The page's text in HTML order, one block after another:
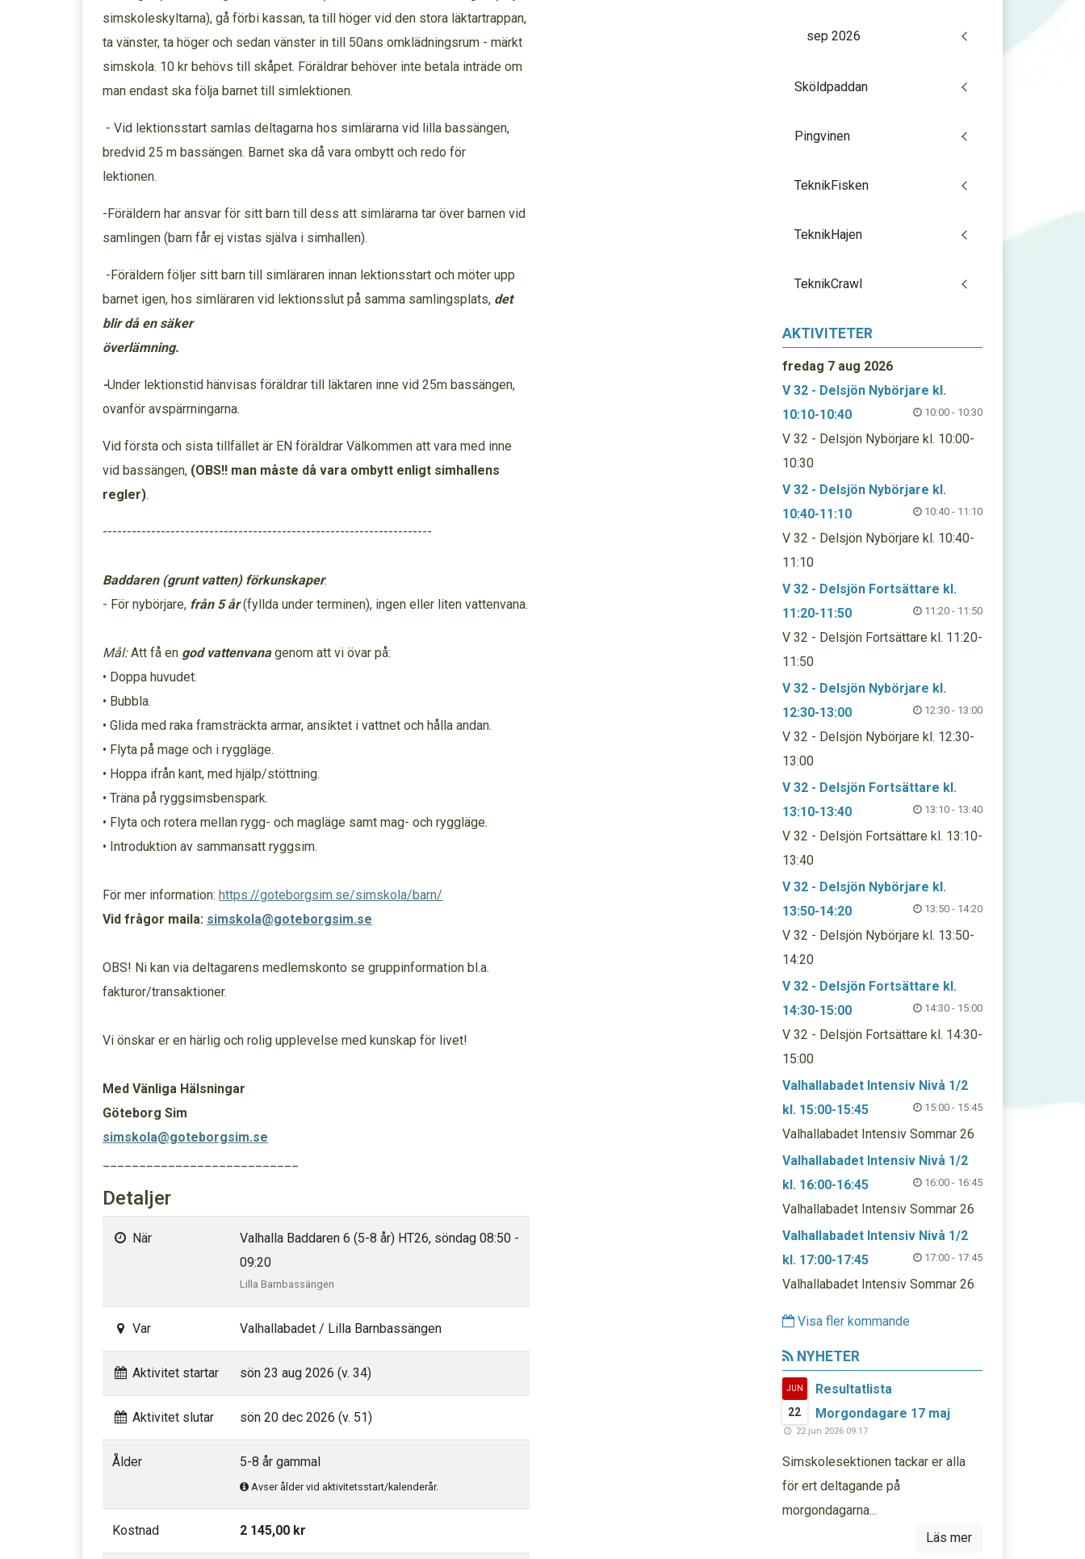
simskoleskyltarna), gå förbi kassan, ta till höger vid den stora läktartrappan,
ta vänster, ta höger och sedan vänster in till 50ans omklädningsrum - märkt
simskola. 10 kr behövs till skåpet. Föräldrar behöver inte betala inträde om
man endast ska följa barnet till simlektionen.
- Vid lektionsstart samlas deltagarna hos simlärarna vid lilla bassängen,
bredvid 25 m bassängen. Barnet ska då vara ombytt och redo för
lektionen.
-Föräldern har ansvar för sitt barn till dess att simlärarna tar över barnen vid
samlingen (barn får ej vistas själva i simhallen).
-Föräldern följer sitt barn till simläraren innan lektionsstart och möter upp
barnet igen, hos simläraren vid lektionsslut på samma samlingsplats, det
blir då en säker
överlämning.
-Under lektionstid hänvisas föräldrar till läktaren inne vid 25m bassängen,
ovanför avspärrningarna.
Vid första och sista tillfället är EN föräldrar Välkommen att vara med inne
vid bassängen, (OBS!! man måste då vara ombytt enligt simhallens
regler).
--------------------------------------------------------------------
Baddaren (grunt vatten) förkunskaper:
- För nybörjare, från 5 år(fyllda under terminen), ingen eller liten vattenvana.
Mål:Att få en god vattenvanagenom att vi övar på:
• Doppa huvudet.
• Bubbla.
• Glida med raka framsträckta armar, ansiktet i vattnet och hålla andan.
• Flyta på mage och i ryggläge.
• Hoppa ifrån kant, med hjälp/stöttning.
• Träna på ryggsimsbenspark.
• Flyta och rotera mellan rygg- och magläge samt mag- och ryggläge.
• Introduktion av sammansatt ryggsim.
För mer information: https://goteborgsim.se/simskola/barn/
Vid frågor maila: simskola@goteborgsim.se
OBS! Ni kan via deltagarens medlemskonto se gruppinformation bl.a.
fakturor/transaktioner.
Vi önskar er en härlig och rolig upplevelse med kunskap för livet!
Med Vänliga Hälsningar
Göteborg Sim
simskola@goteborgsim.se
Detaljer
När
Valhalla Baddaren 6 (5-8 år) HT26, söndag 08:50 -
09:20
Lilla Barnbassängen
Var Valhallabadet / Lilla Barnbassängen
Aktivitet startar sön 23 aug 2026 (v. 34)
Aktivitet slutar sön 20 dec 2026 (v. 51)
Ålder 5-8 år gammal
Avser ålder vid aktivitetsstart/kalenderår.
Kostnad 2 145,00 kr
sep 2026
Sköldpaddan
Pingvinen
TeknikFisken
TeknikHajen
TeknikCrawl
AKTIVITETER
fredag 7 aug 2026
V 32 - Delsjön Nybörjare kl.
10:10-10:40
10:00 - 10:30
V 32 - Delsjön Nybörjare kl. 10:00-
10:30
V 32 - Delsjön Nybörjare kl.
10:40-11:10
10:40 - 11:10
V 32 - Delsjön Nybörjare kl. 10:40-
11:10
V 32 - Delsjön Fortsättare kl.
11:20-11:50
11:20 - 11:50
V 32 - Delsjön Fortsättare kl. 11:20-
11:50
V 32 - Delsjön Nybörjare kl.
12:30-13:00
12:30 - 13:00
V 32 - Delsjön Nybörjare kl. 12:30-
13:00
V 32 - Delsjön Fortsättare kl.
13:10-13:40
13:10 - 13:40
V 32 - Delsjön Fortsättare kl. 13:10-
13:40
V 32 - Delsjön Nybörjare kl.
13:50-14:20
13:50 - 14:20
V 32 - Delsjön Nybörjare kl. 13:50-
14:20
V 32 - Delsjön Fortsättare kl.
14:30-15:00
14:30 - 15:00
V 32 - Delsjön Fortsättare kl. 14:30-
15:00
Valhallabadet Intensiv Nivå 1/2
kl. 15:00-15:45
15:00 - 15:45
Valhallabadet Intensiv Sommar 26
Valhallabadet Intensiv Nivå 1/2
kl. 16:00-16:45
16:00 - 16:45
Valhallabadet Intensiv Sommar 26
Valhallabadet Intensiv Nivå 1/2
kl. 17:00-17:45
17:00 - 17:45
Valhallabadet Intensiv Sommar 26
Visa fler kommande
NYHETER
JUN
22
Resultatlista
Morgondagare 17 maj
22 jun 2026 09:17
Simskolesektionen tackar er alla
för ert deltagande på
morgondagarna...
Läs mer